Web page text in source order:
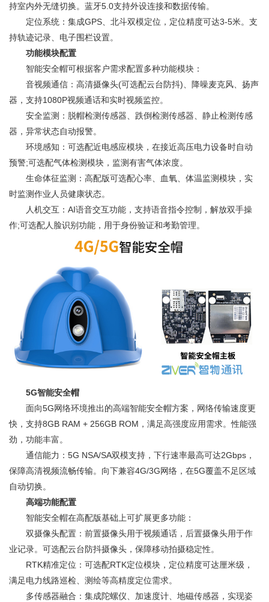
持室内外无缝切换。蓝牙5.0支持外设连接和数据传输。
定位系统：集成GPS、北斗双模定位，定位精度可达3-5米。支
持轨迹记录、电子围栏设置。
功能模块配置
智能安全帽可根据客户需求配置多种功能模块：
音视频通信：高清摄像头(可选配云台防抖)、降噪麦克风、扬声
器，支持1080P视频通话和实时视频监控。
安全监测：脱帽检测传感器、跌倒检测传感器、静止检测传感
器，异常状态自动报警。
环境感知：可选配近电感应模块，在接近高压电力设备时自动
预警;可选配气体检测模块，监测有害气体浓度。
生命体征监测：高配版可选配心率、血氧、体温监测模块，实
时监测作业人员健康状态。
人机交互：AI语音交互功能，支持语音指令控制，解放双手操
作;可选配人脸识别功能，用于身份验证和考勤管理。
5G智能安全帽
面向5G网络环境推出的高端智能安全帽方案，网络传输速度更
快，支持8GB RAM + 256GB ROM，满足高强度应用需求。性能强
劲，功能丰富。
通信能力：5G NSA/SA双模支持，下行速率最高可达2Gbps，
保障高清视频流畅传输。向下兼容4G/3G网络，在5G覆盖不足区域
自动切换。
高端功能配置
智能安全帽在高配版基础上可扩展更多功能：
双摄像头配置：前置摄像头用于视频通话，后置摄像头用于作
业记录。可选配云台防抖摄像头，保障移动拍摄稳定性。
RTK精准定位：可选配RTK定位模块，定位精度可达厘米级，
满足电力线路巡检、测绘等高精度定位需求。
多传感器融合：集成陀螺仪、加速度计、地磁传感器，实现姿